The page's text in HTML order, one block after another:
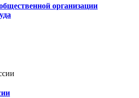
организации